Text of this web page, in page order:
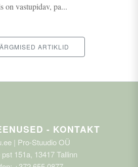
on vastupidav, pa...
ARTIKLID
- KONTAKT
| Pro-Stuudio OÜ
151a, 13417 Tallinn